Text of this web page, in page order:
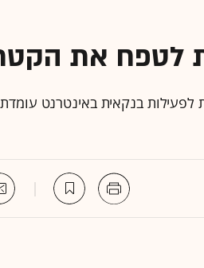
לטפח את הקטר